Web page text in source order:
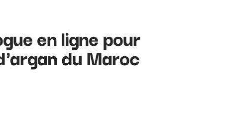
en ligne pour
du Maroc